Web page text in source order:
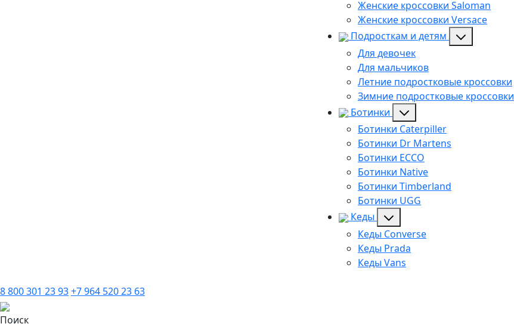
Женские кроссовки Saloman
Женские кроссовки Versace
Подросткам и детям
Для девочек
Для мальчиков
Летние подростковые кроссовки
Зимние подростковые кроссовки
Ботинки
Ботинки Caterpiller
Ботинки Dr Martens
Ботинки ECCO
Ботинки Native
Ботинки Timberland
Ботинки UGG
Кеды
Кеды Converse
Кеды Prada
Кеды Vans
8 800 301 23 93+7 964 520 23 63
Поиск